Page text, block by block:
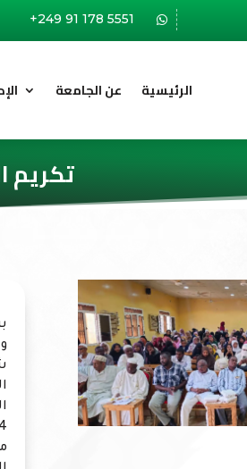

+249 91 178 5551
الرئيسية عن الجامعة
تكريم